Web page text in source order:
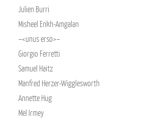
Julien Burri
Misheel Enkh-Amgalan
–<unus erso>–
Giorgio Ferretti
Samuel Haitz
Manfred Herzer-Wigglesworth
Annette Hug
Mel Irmey